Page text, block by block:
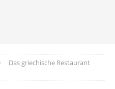
Das griechische Restaurant